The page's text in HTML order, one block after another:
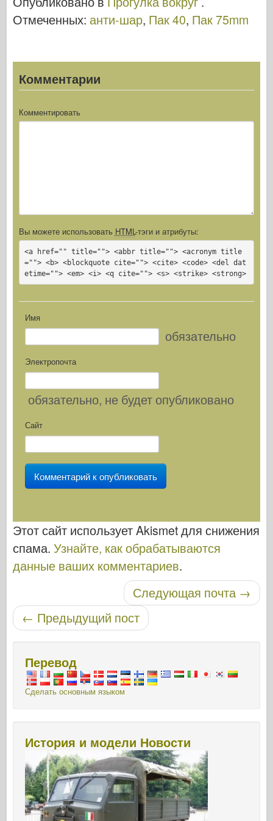
o
o
d o
n
Отмеченных: анти-шар, Пак 40, Пак 75mm
Комментарии
Комментировать
Вы можете использовать HTML-тэги и атрибуты:
<a href="" title=""> <abbr title=""> <acronym title
=""> <b> <blockquote cite=""> <cite> <code> <del dat
etime=""> <em> <i> <q cite=""> <s> <strike> <strong>
Имя
обязательно
Электропочта
обязательно, не будет опубликовано
Сайт
Этот сайт использует Akismet для снижения
спама. Узнайте, как обрабатываются
данные ваших комментариев.
Навигация по записямСледующая почта →
← Предыдущий пост
Перевод
Сделать основным языком
История и модели Новости